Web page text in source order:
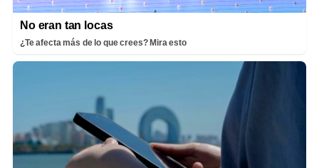
No eran tan locas
¿Te afecta más de lo que crees? Mira esto